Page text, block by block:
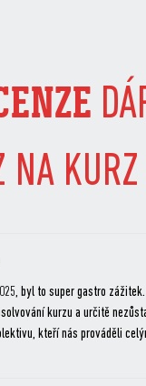
NA
byl to super gastro
kurzu a určitě
kteří nás prováděli